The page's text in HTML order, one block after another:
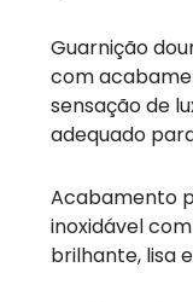
Guarnição
com
sensação de
adequado
Acabamento
inoxidável
brilhante, lisa